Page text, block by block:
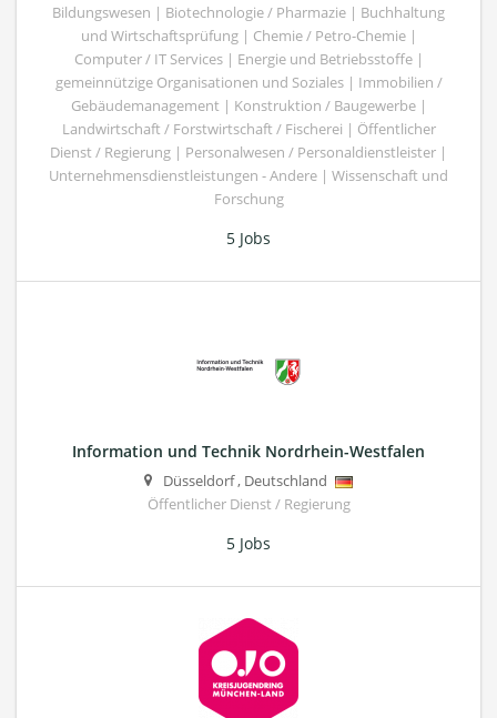
Bildungswesen | Biotechnologie / Pharmazie | Buchhaltung
und Wirtschaftsprüfung | Chemie / Petro-Chemie |
Computer / IT Services | Energie und Betriebsstoffe |
gemeinnützige Organisationen und Soziales | Immobilien /
Gebäudemanagement | Konstruktion / Baugewerbe |
Landwirtschaft / Forstwirtschaft / Fischerei | Öffentlicher
Dienst / Regierung | Personalwesen / Personaldienstleister |
Unternehmensdienstleistungen - Andere | Wissenschaft und
Forschung
5 Jobs
Information und Technik Nordrhein-Westfalen
Düsseldorf, Deutschland
Öffentlicher Dienst / Regierung
5 Jobs